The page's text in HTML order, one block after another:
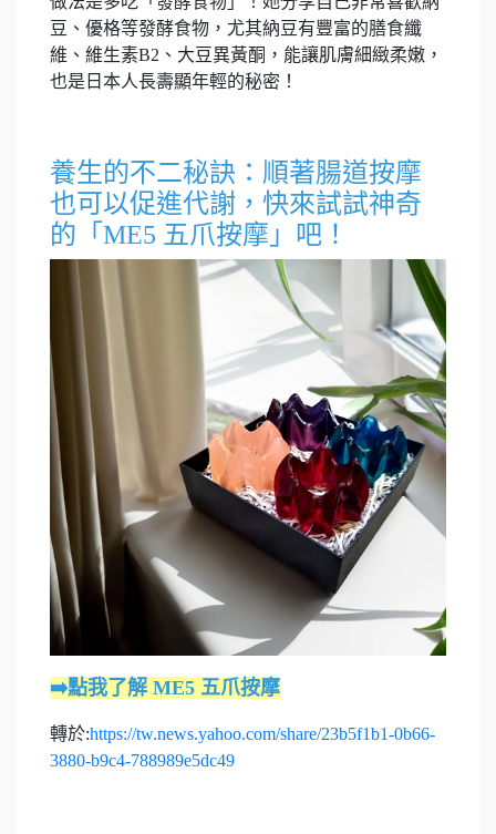
豆、優格等發酵食物，尤其納豆有豐富的膳食纖
維、維生素B2、大豆異黃酮，能讓肌膚細緻柔嫩，
也是日本人長壽顯年輕的秘密！
養生的不二秘訣：順著腸道按摩
也可以促進代謝，快來試試神奇
的「ME5 五爪按摩」吧！
➡️點我了解 ME5 五爪按摩
轉於:https://tw.news.yahoo.com/share/23b5f1b1-0b66-
3880-b9c4-788989e5dc49